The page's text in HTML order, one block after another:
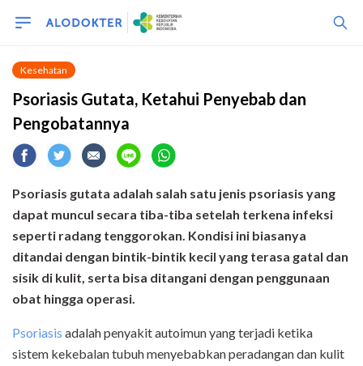
Kesehatan
Psoriasis Gutata, Ketahui Penyebab dan
Pengobatannya
Psoriasis gutata adalah salah satu jenis psoriasis yang
dapat muncul secara tiba-tiba setelah terkena infeksi
seperti radang tenggorokan. Kondisi ini biasanya
ditandai dengan bintik-bintik kecil yang terasa gatal dan
sisik di kulit, serta bisa ditangani dengan penggunaan
obat hingga operasi.
Psoriasis adalah penyakit autoimun yang terjadi ketika
sistem kekebalan tubuh menyebabkan peradangan dan kulit